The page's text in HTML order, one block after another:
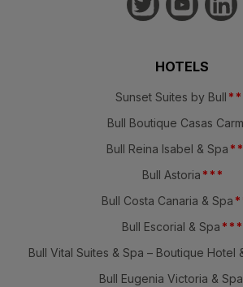
HOTELS
Sunset Suites by Bull * *
Bull Boutique Casas
Bull Reina Isabel & Spa * *
Bull Astoria * * *
Bull Costa Canaria & Spa *
Bull Escorial & Spa * * *
Bull Vital Suites & Spa – Boutique Hotel
Bull Eugenia Victoria & Spa